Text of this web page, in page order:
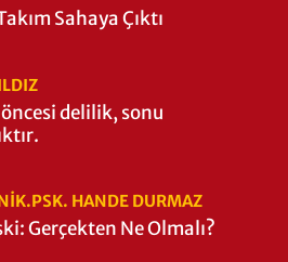
Sahaya Çıktı
delilik, sonu
HANDE DURMAZ
Gerçekten Ne Olmalı?